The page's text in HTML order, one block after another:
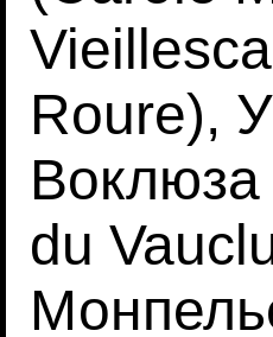
Roure),
du